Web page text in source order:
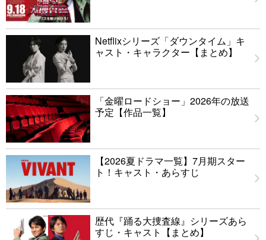
Netflixシリーズ「ダウンタイム」キ
ャスト・キャラクター【まとめ】
「金曜ロードショー」2026年の放送
予定【作品一覧】
【2026夏ドラマ一覧】7月期スター
ト！キャスト・あらすじ
歴代『踊る大捜査線』シリーズあら
すじ・キャスト【まとめ】